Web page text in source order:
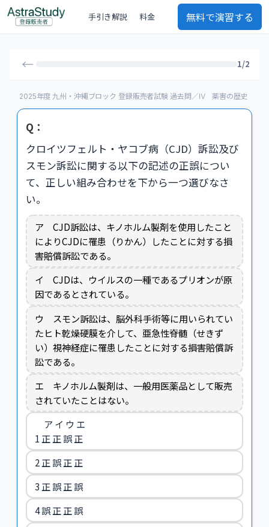
手引き解説 料金 無料で演習する
← 1/2
2025年度 九州・沖縄ブロック 登録販売者試験 過去問／Ⅳ 薬害の歴史
Q：
クロイツフェルト・ヤコブ病（CJD）訴訟及び
スモン訴訟に関する以下の記述の正誤につい
て、正しい組み合わせを下から一つ選びなさ
い。
ア CJD訴訟は、キノホルム製剤を使用したこと
によりCJDに罹患（りかん）したことに対する損
害賠償訴訟である。
イ CJDは、ウイルスの一種であるプリオンが原
因であるとされている。
ウ スモン訴訟は、脳外科手術等に用いられてい
たヒト乾燥硬膜を介して、亜急性脊髄（せきず
い）視神経症に罹患したことに対する損害賠償訴
訟である。
エ キノホルム製剤は、一般用医薬品として販売
されていたことはない。
ア イ ウ エ
1 正 正 誤 正
2 正 誤 正 正
3 正 誤 正 誤
4 誤 正 正 誤